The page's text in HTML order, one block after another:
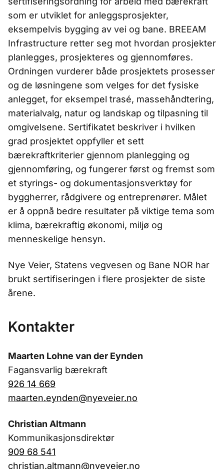
som er utviklet for anleggsprosjekter,
eksempelvis bygging av vei og bane. BREEAM
Infrastructure retter seg mot hvordan prosjekter
planlegges, prosjekteres og gjennomføres.
Ordningen vurderer både prosjektets prosesser
og de løsningene som velges for det fysiske
anlegget, for eksempel trasé, massehåndtering,
materialvalg, natur og landskap og tilpasning til
omgivelsene. Sertifikatet beskriver i hvilken
grad prosjektet oppfyller et sett
bærekraftkriterier gjennom planlegging og
gjennomføring, og fungerer først og fremst som
et styrings- og dokumentasjonsverktøy for
byggherrer, rådgivere og entreprenører. Målet
er å oppnå bedre resultater på viktige tema som
klima, bærekraftig økonomi, miljø og
menneskelige hensyn.
Nye Veier, Statens vegvesen og Bane NOR har
brukt sertifiseringen i flere prosjekter de siste
årene.
Kontakter
Maarten Lohne van der Eynden
Fagansvarlig bærekraft
926 14 669
maarten.eynden@nyeveier.no
Christian Altmann
Kommunikasjonsdirektør
909 68 541
christian.altmann@nyeveier.no